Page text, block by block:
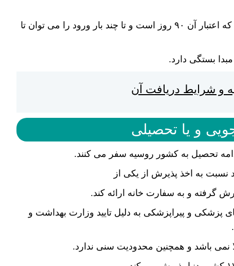
ویزای تجاری بهترین راه مسافرت به روسیه است که اعتبار آن ۹۰ روز است و تا چند بار ورود را می توان تا
بستگی دارد.
و شرایط دریافت آن
و یا تحصیلی
تحصیل به کشور روسیه سفر می کنند.
نسبت به اخذ پذیرش از یکی از
گرفته و به سفارت خانه ارائه کند.
و پیراپزشکی به دلیل تایید وزارت بهداشت و
نمی باشد و همچنین محدودیت سنی ندارد.